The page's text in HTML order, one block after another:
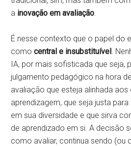
a inovação em avaliação.
É nesse contexto que o papel do
comocentral e insubstituível.
IA, por mais sofisticada que seja,
julgamento pedagógico na hora
avaliação que esteja alinhada aos
aprendizagem, que seja justa
em sua diversidade e que sirva
de aprendizado em si. A decisão
como avaliar, continua sendo (ou